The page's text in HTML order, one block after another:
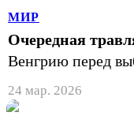
МИР
Очередная
Венгрию перед
24 мар. 2026